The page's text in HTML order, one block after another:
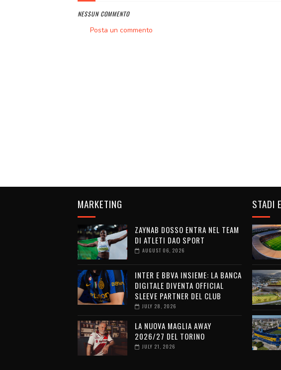
NESSUN COMMENTO
Posta un commento
MARKETING
ZAYNAB DOSSO ENTRA NEL TEAM
DI ATLETI DAO SPORT
AUGUST 06, 2026
INTER E BBVA INSIEME: LA BANCA
DIGITALE DIVENTA OFFICIAL
SLEEVE PARTNER DEL CLUB
JULY 28, 2026
LA NUOVA MAGLIA AWAY
2026/27 DEL TORINO
JULY 21, 2026
STADI